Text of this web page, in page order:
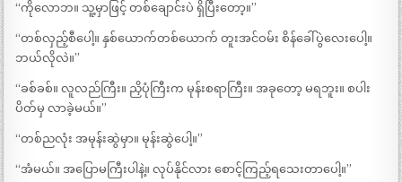
“ကိုလောဘ။ သူ့မှာဖြင့် တစ်ချောင်းပဲ ရှိပြီးတော့။”
“တစ်လှည့်စီပေါ့။ နှစ်ယောက်တစ်ယောက် တူးအင်ဝမ်း စိန်ခေါ်ပွဲလေးပေါ့။
ဘယ်လိုလဲ။”
“ခစ်ခစ်။ လူလည်ကြီး။ ညှိပုံကြီးက မုန်းစရာကြီး။ အခုတော့ မရဘူး။ စပါး
ပိတ်မှ လာခဲ့မယ်။”
“တစ်ညလုံး အမုန်းဆွဲမှာ။ မုန်းဆွဲပေါ့။”
“အံမယ်။ အပြောမကြီးပါနဲ့။ လုပ်နိုင်လား စောင့်ကြည့်ရသေးတာပေါ့။”